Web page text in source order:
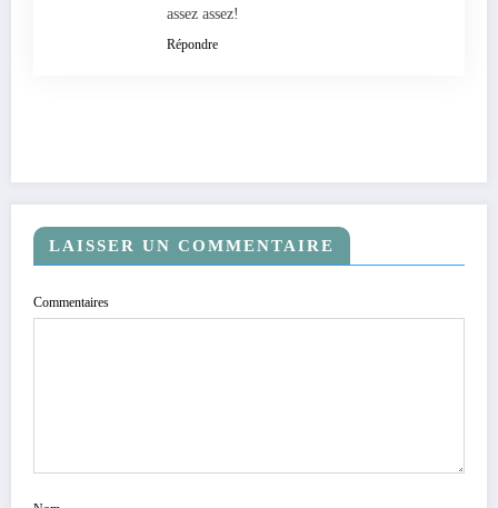
assez assez!
Répondre
LAISSER UN COMMENTAIRE
Commentaires